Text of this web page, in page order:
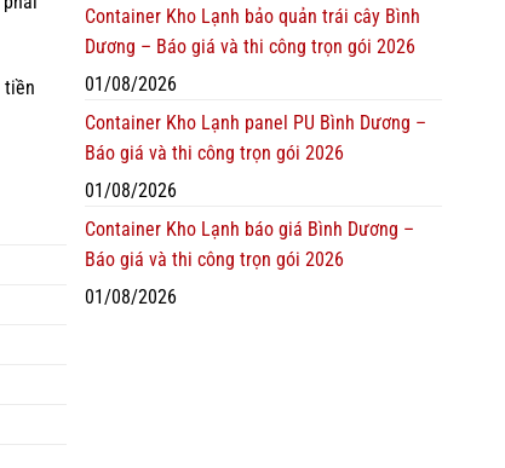
tiền
Container Kho Lạnh bảo quản trái cây Bình
Dương – Báo giá và thi công trọn gói 2026
01/08/2026
Container Kho Lạnh panel PU Bình Dương –
Báo giá và thi công trọn gói 2026
01/08/2026
Container Kho Lạnh báo giá Bình Dương –
Báo giá và thi công trọn gói 2026
01/08/2026